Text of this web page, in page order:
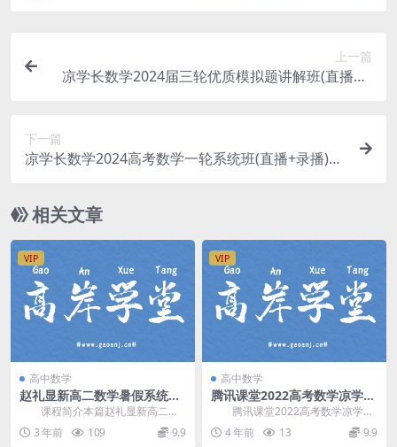
上一篇
凉学长数学2024届三轮优质模拟题讲解班(直播课)
下一篇
凉学长数学2024高考数学一轮系统班(直播+录播)
相关文章
VIP
高中数学
赵礼显新高二数学暑假系统班
视频网课(含电子讲义)网盘资
源
课程简介本篇赵礼显新高二数
学暑假系统班视频网课，由高中数
学名师 赵礼显(显哥...
3 年前 109 9.9
VIP
高中数学
腾讯课堂2022高考数学凉学长
考前预测押题课（文+理+新高
考）网盘分享
腾讯课堂2022高考数学凉学长
考前预测押题课，文+理+新高考课
程，网盘分享高...
4 年前 13 9.9